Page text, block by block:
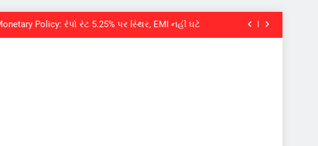
Policy: રેપો રેટ 5.25% પર સ્થિર, EMI નહીં ઘટે
74 વર્ષની વયે નિધન, બ્લડ કેન્સર સામે હારી ગયા જંગ
બેઠક પરથી પવન પાંડેને 2027 માટે બનાવાયા ઉમેદવાર